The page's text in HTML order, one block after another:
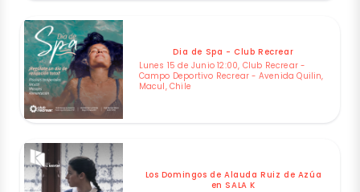
Dia de Spa - Club Recrear
Lunes 15 de Junio 12:00, Club Recrear -
Campo Deportivo Recrear - Avenida Quilin,
Macul, Chile
Los Domingos de Alauda Ruiz de Azúa
en SALA K